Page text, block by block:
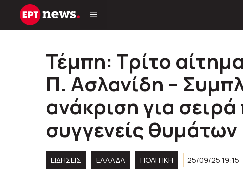
Μετάβαση
Τέμπη: Τρίτο
Π. Ασλανίδη –
ανάκριση για
συγγενείς θυμάτων
ΕΙΔΗΣΕΙΣ ΕΛΛΑΔΑ ΠΟΛΙΤΙΚΉ 25/09/25 19:15